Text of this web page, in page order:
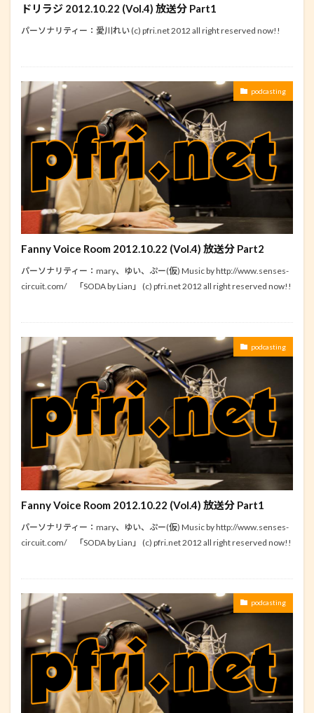
ドリラジ 2012.10.22 (Vol.4) 放送分 Part1
パーソナリティー：愛川れい (c) pfri.net 2012 all right reserved now!!
podcasting
Fanny Voice Room 2012.10.22 (Vol.4) 放送分 Part2
パーソナリティー：mary、ゆい、ぷー(仮) Music by http://www.senses-
circuit.com/ 「SODA by Lian」 (c) pfri.net 2012 all right reserved now!!
podcasting
Fanny Voice Room 2012.10.22 (Vol.4) 放送分 Part1
パーソナリティー：mary、ゆい、ぷー(仮) Music by http://www.senses-
circuit.com/ 「SODA by Lian」 (c) pfri.net 2012 all right reserved now!!
podcasting